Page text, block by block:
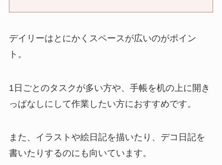
デイリーはとにかくスペースが広いのがポイン
ト。
1日ごとのタスクが多い方や、手帳を机の上に開き
っぱなしにして作業したい方におすすめです。
また、イラストや絵日記を描いたり、デコ日記を
書いたりするのにも向いています。